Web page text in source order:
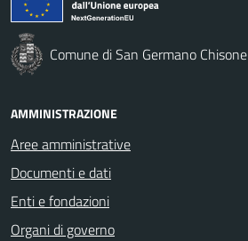
Comune di San Germano Chisone
AMMINISTRAZIONE
Aree amministrative
Documenti e dati
Enti e fondazioni
Organi di governo